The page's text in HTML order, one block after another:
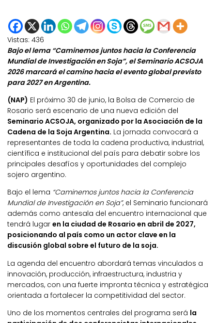
Vistas: 436
Bajo el lema “Caminemos juntos hacia la Conferencia
Mundial de Investigación en Soja”, el Seminario ACSOJA
2026 marcará el camino hacia el evento global previsto
para 2027 en Argentina.
(NAP) El próximo 30 de junio, la Bolsa de Comercio de
Rosario será escenario de una nueva edición del
Seminario ACSOJA, organizado por la Asociación de la
Cadena de la Soja Argentina. La jornada convocará a
representantes de toda la cadena productiva, industrial,
científica e institucional del país para debatir sobre los
principales desafíos y oportunidades del complejo
sojero argentino.
Bajo el lema “Caminemos juntos hacia la Conferencia
Mundial de Investigación en Soja”, el Seminario funcionará
además como antesala del encuentro internacional que
tendrá lugar en la ciudad de Rosario en abril de 2027,
posicionando al país como un actor clave en la
discusión global sobre el futuro de la soja.
La agenda del encuentro abordará temas vinculados a
innovación, producción, infraestructura, industria y
mercados, con una fuerte impronta técnica y estratégica
orientada a fortalecer la competitividad del sector.
Uno de los momentos centrales del programa será la